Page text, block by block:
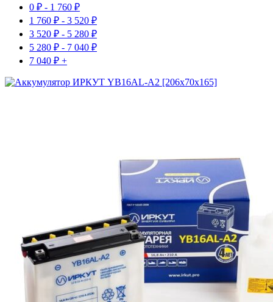
0 ₽ - 1 760 ₽
1 760 ₽ - 3 520 ₽
3 520 ₽ - 5 280 ₽
5 280 ₽ - 7 040 ₽
7 040 ₽ +